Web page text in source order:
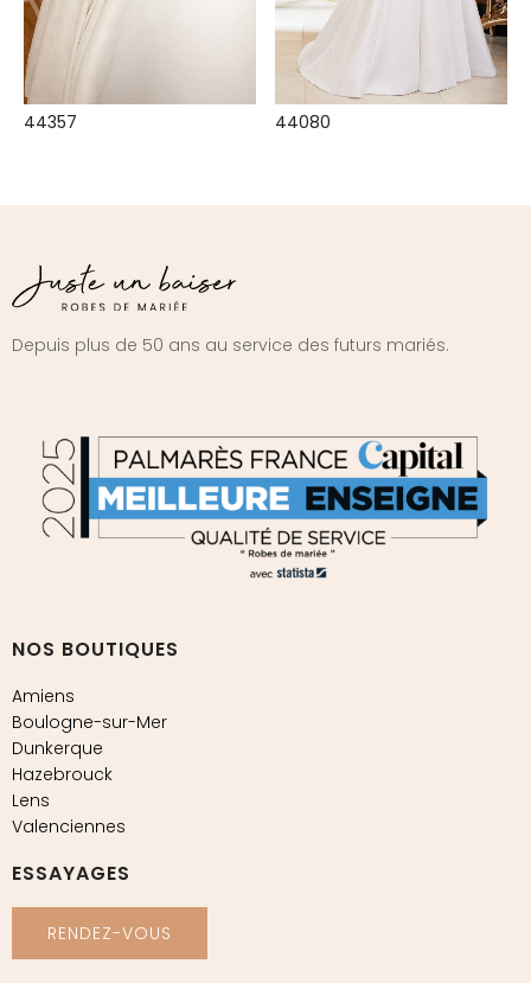
44357 44080
Depuis plus de 50 ans au service des futurs mariés.
NOS BOUTIQUES
Amiens
Boulogne-sur-Mer
Dunkerque
Hazebrouck
Lens
Valenciennes
ESSAYAGES
RENDEZ-VOUS